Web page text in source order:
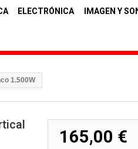
ELECTRÓNICA IMAGEN Y
1.500W
165,00 €